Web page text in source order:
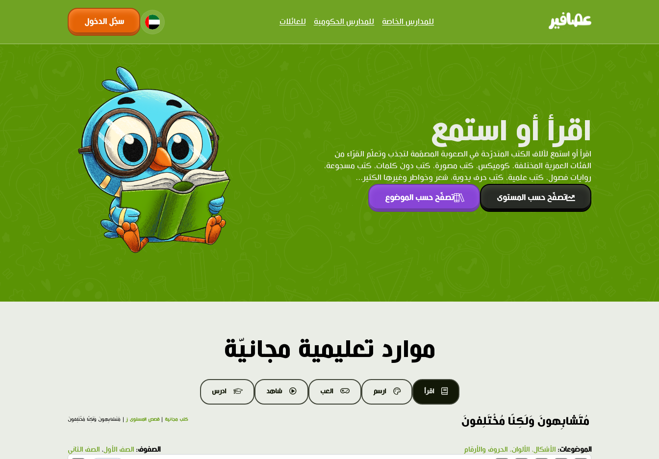
للمدارس الخاصة للمدارس الحكومية للعائلات سجّل الدخول
اقرأ أو استمع
اقرأ أو استمع لآلاف الكتب المتدرّحة في الصعوبة المصمّمة لتجذب وتعلّم القرّاء من
الفئات العمرية المختلفة. كوميكس، كتب مصورة، كتب دون كلمات، كتب مسجوعة،
روايات فصول، كتب علمية، كتب حرف يدوية، شعر وخواطر وغيرها الكثير...
تصفّح حسب المستوى تصفّح حسب الموضوع
موارد تعليمية مجانيّة
اقرأ ارسم العب شاهد ادرس
مُتَشابِهونَ وَلَكِنّا مُخْتَلِفونَ كتب مجانية |قصص المستوى ز | مُتَشابِهونَ وَلَكِنّا مُخْتَلِفونَ
الموضوعات: الأشكال، الألوان، الحروف والأرقام الصفوف: الصف الأول، الصف الثاني